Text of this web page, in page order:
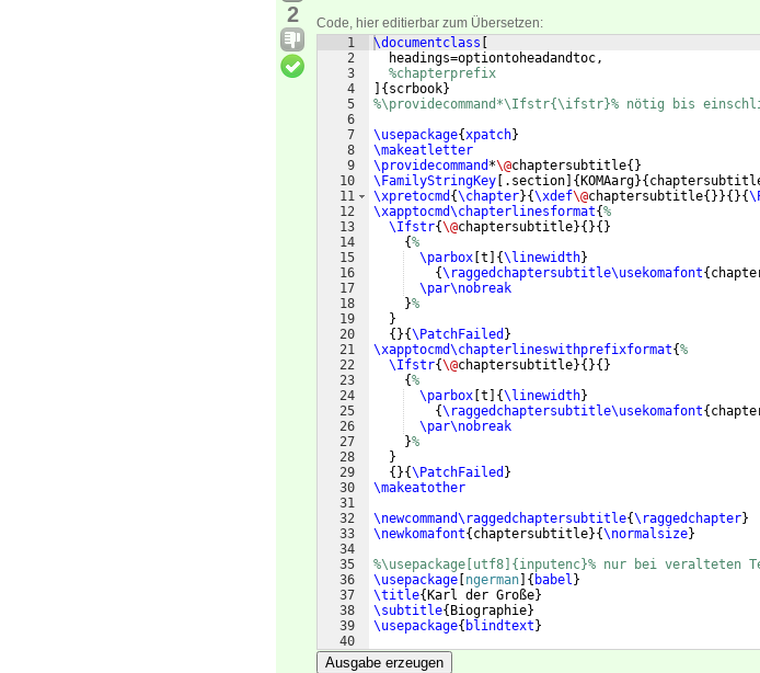
2 Code, hier editierbar zum Übersetzen:
1
2
3
4
5
6
7
8
9
10
11
12
13
14
15
16
17
18
19
20
21
22
23
24
25
26
27
28
29
30
31
32
33
34
35
36
37
38
39
40
41
\documentclass
  headings=optiontoheadandtoc,
%chapterprefix
{ scrbook}
%\providecommand*\Ifstr{\ifstr}% nötig bis
\usepackage{xpatch}
\makeatletter
\providecommand *\@chaptersubtitle{ }
\FamilyStringKey
.section { KOMAarg}{
\xpretocmd {\chapter}{\xdef\@chaptersubtitle{ }}{ }{
\xapptocmd\chapterlinesformat{%
\Ifstr{\@chaptersubtitle}{ }{ }
{%
\parbox t {\linewidth}
{\raggedchaptersubtitle\usekomafont{
\par\nobreak
}%
}
{ }{\PatchFailed }
\xapptocmd\chapterlineswithprefixformat{%
\Ifstr{\@chaptersubtitle}{ }{ }
{%
\parbox t {\linewidth}
{\raggedchaptersubtitle\usekomafont{
\par\nobreak
}%
}
{ }{\PatchFailed }
\makeatother
\newcommand\raggedchaptersubtitle{\raggedchapter}
\newkomafont{ chaptersubtitle}{\normalsize}
%\usepackage[utf8]{inputenc}% nur bei veralteten
\usepackage ngerman { babel }
\title{ Karl der Große}
\subtitle{ Biographie}
\usepackage{ blindtext }
\begin{document
Ausgabe erzeugen